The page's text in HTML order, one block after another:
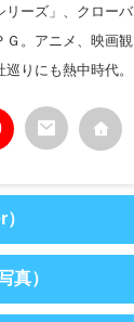
リーズ」、クローバ
Ｇ。アニメ、映画観
りにも熱中時代。
真）